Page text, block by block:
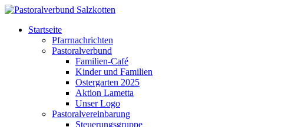
Startseite
Pfarrnachrichten
Pastoralverbund
Familien-Café
Kinder und Familien
Ostergarten 2025
Aktion Lametta
Unser Logo
Pastoralvereinbarung
Steuerungsgruppe